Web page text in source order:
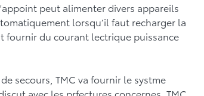
peut alimenter divers appareils
lorsqu’il faut recharger la
fournir du courant lectrique puissance
secours, TMC va fournir le systme